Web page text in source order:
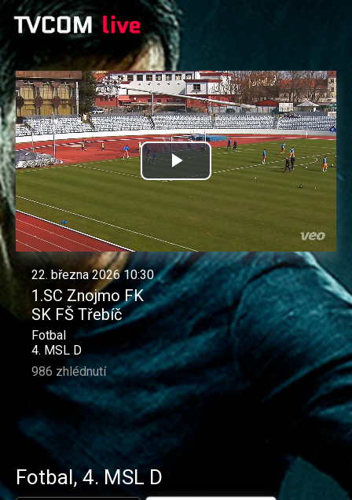
Přehrát
video
22. března 2026 10:30
1.SC Znojmo FK
SK FŠ Třebíč
Fotbal
4. MSL D
986 zhlédnutí
Fotbal,4. MSL D